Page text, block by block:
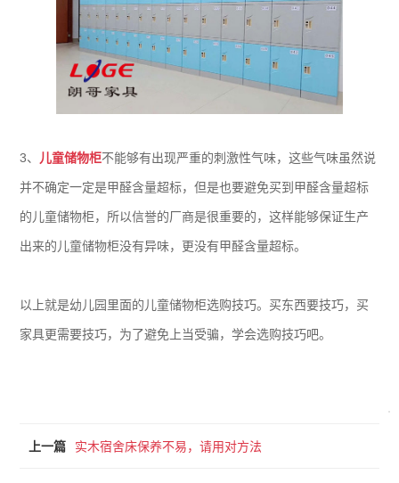
3、 儿童储物柜不能够有出现严重的刺激性气味，这些气味虽然说
并不确定一定是甲醛含量超标，但是也要避免买到甲醛含量超标
的儿童储物柜，所以信誉的厂商是很重要的，这样能够保证生产
出来的儿童储物柜没有异味，更没有甲醛含量超标。
以上就是幼儿园里面的儿童储物柜选购技巧。买东西要技巧，买
家具更需要技巧，为了避免上当受骗，学会选购技巧吧。
上一篇 实木宿舍床保养不易，请用对方法